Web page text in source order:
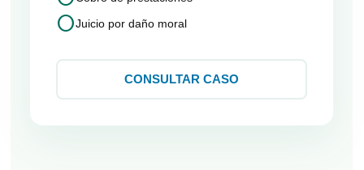
circleJuicio por daño moral
CONSULTAR CASO